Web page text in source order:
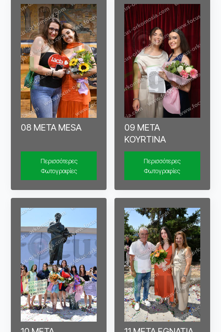
08 META MESA
Περισσότερες
Φωτογραφίες
09 META
KOYRTINA
Περισσότερες
Φωτογραφίες